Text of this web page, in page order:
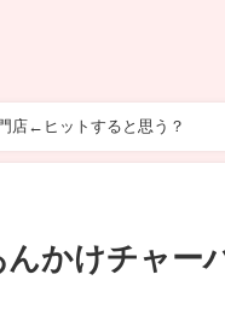
店←ヒットすると思う？
んかけチャ